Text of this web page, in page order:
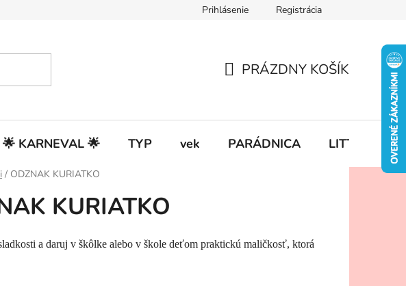
Prihlásenie Registrácia
KOŠÍK
PRÁZDNY KOŠÍK
🌟 KARNEVAL 🌟 TYP vek PARÁDNICA LITTLE
/ ODZNAK KURIATKO
KURIATKO
a daruj v škôlke alebo v škole deťom praktickú maličkosť, ktorá